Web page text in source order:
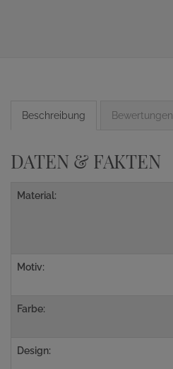
Beschreibung Bewertungen
DATEN & FAKTEN
Material:
Motiv:
Farbe:
Design: